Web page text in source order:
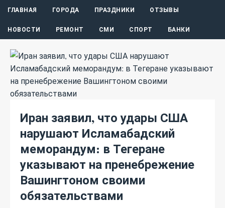
ГЛАВНАЯ ГОРОДА ПРАЗДНИКИ ОТЗЫВЫ
НОВОСТИ РЕМОНТ СМИ СПОРТ БАНКИ
Иран заявил, что удары США
нарушают Исламабадский
меморандум: в Тегеране
указывают на пренебрежение
Вашингтоном своими
обязательствами